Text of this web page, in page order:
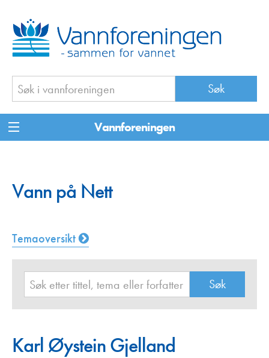
Vannforeningen
Vann på Nett
Temaoversikt
Karl Øystein Gjelland